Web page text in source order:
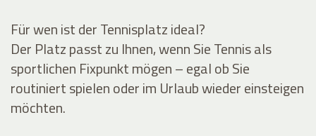
Für wen ist der Tennisplatz ideal?
Der Platz passt zu Ihnen, wenn Sie Tennis als
sportlichen Fixpunkt mögen – egal ob Sie
routiniert spielen oder im Urlaub wieder einsteigen
möchten.